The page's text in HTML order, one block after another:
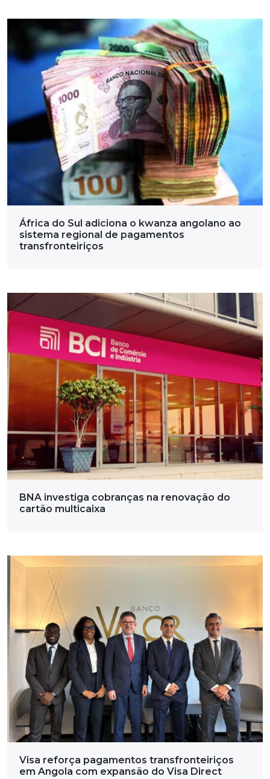
África do Sul adiciona o kwanza angolano ao
sistema regional de pagamentos
transfronteiriços
BNA investiga cobranças na renovação do
cartão multicaixa
Visa reforça pagamentos transfronteiriços
em Angola com expansão do Visa Direct